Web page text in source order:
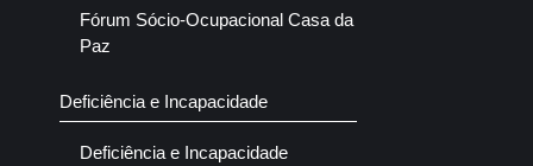
Fórum Sócio-Ocupacional Casa da
Paz
Deficiência e Incapacidade
Deficiência e Incapacidade